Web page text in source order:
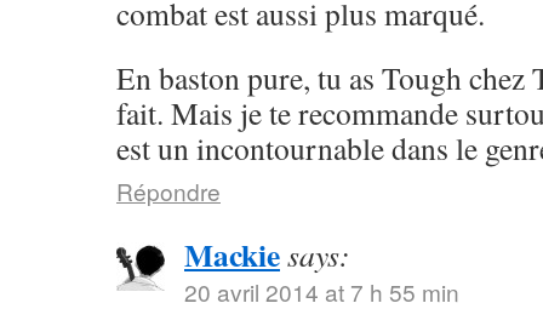
combat est aussi plus marqué.
En baston pure, tu as Tough chez
fait. Mais je te recommande
est un incontournable dans le
Répondre
Mackiesays:
20 avril 2014 at 7 h 55 min